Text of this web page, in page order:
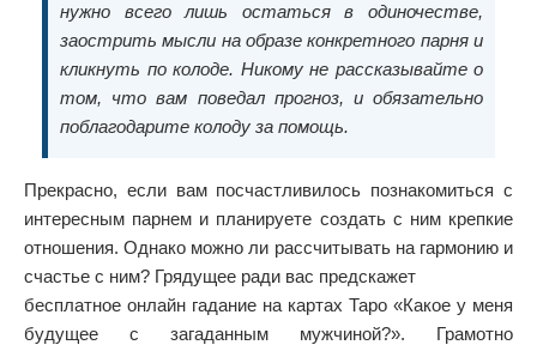
нужно всего лишь остаться в одиночестве,
заострить мысли на образе конкретного парня и
кликнуть по колоде. Никому не рассказывайте о
том, что вам поведал прогноз, и обязательно
поблагодарите колоду за помощь.
Прекрасно, если вам посчастливилось познакомиться с
интересным парнем и планируете создать с ним крепкие
отношения. Однако можно ли рассчитывать на гармонию и
счастье с ним? Грядущее ради вас предскажет
бесплатное онлайн гадание на картах Таро «Какое у меня
будущее с загаданным мужчиной?». Грамотно